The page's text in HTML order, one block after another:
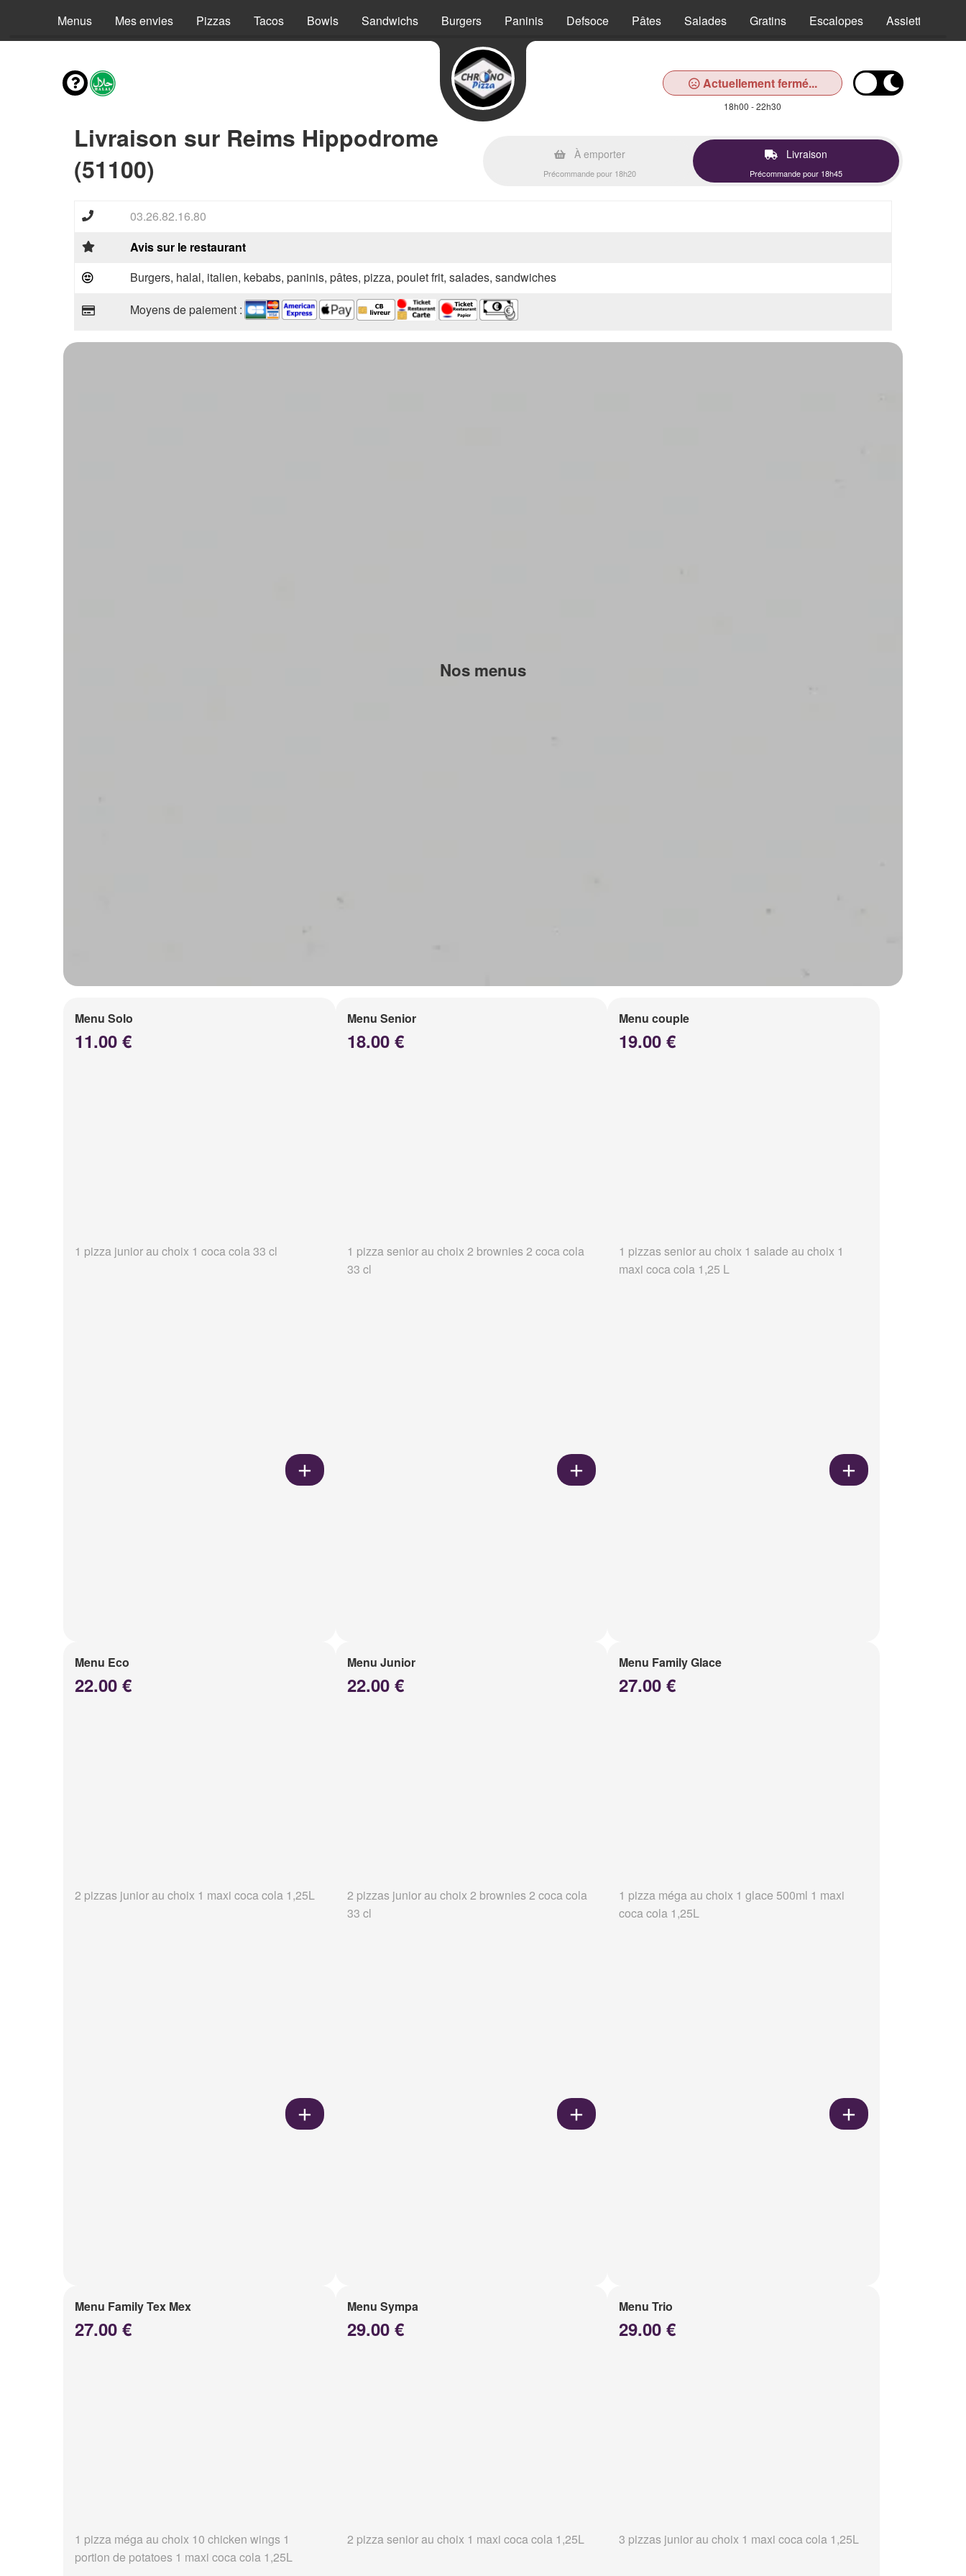
Menus Mes envies Pizzas Tacos Bowls Sandwichs Burgers Paninis Defsoce Pâtes Salades Gratins Escalopes Assiettes
Actuellement fermé...
18h00 - 22h30
Livraison sur Reims Hippodrome
(51100)
À emporter
Précommande pour 18h20
Livraison
Précommande pour 18h45
03.26.82.16.80
Avis sur le restaurant
Burgers, halal, italien, kebabs, paninis, pâtes, pizza, poulet frit, salades, sandwiches
Moyens de paiement :
Nos menus
Menu Solo
11.00 €
1 pizza junior au choix 1 coca cola 33 cl
Menu Senior
18.00 €
1 pizza senior au choix 2 brownies 2 coca cola
33 cl
Menu couple
19.00 €
1 pizzas senior au choix 1 salade au choix 1
maxi coca cola 1,25 L
Menu Eco
22.00 €
2 pizzas junior au choix 1 maxi coca cola 1,25L
Menu Junior
22.00 €
2 pizzas junior au choix 2 brownies 2 coca cola
33 cl
Menu Family Glace
27.00 €
1 pizza méga au choix 1 glace 500ml 1 maxi
coca cola 1,25L
Menu Family Tex Mex
27.00 €
1 pizza méga au choix 10 chicken wings 1
portion de potatoes 1 maxi coca cola 1,25L
Menu Sympa
29.00 €
2 pizza senior au choix 1 maxi coca cola 1,25L
Menu Trio
29.00 €
3 pizzas junior au choix 1 maxi coca cola 1,25L